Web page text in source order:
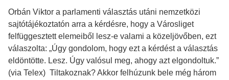
Orbán Viktor a parlamenti választás utáni nemzetközi
sajtótájékoztatón arra a kérdésre, hogy a Városliget
felfüggesztett elemeiből lesz-e valami a közeljövőben, ezt
válaszolta: „Úgy gondolom, hogy ezt a kérdést a választás
eldöntötte. Lesz. Úgy valósul meg, ahogy azt elgondoltuk.”
(via Telex) Tiltakoznak? Akkor felhúzunk bele még három